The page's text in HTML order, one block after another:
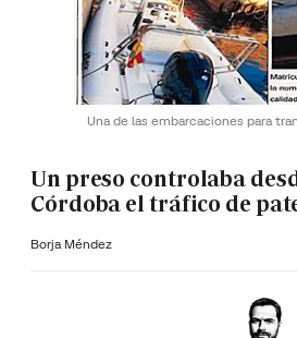
Una de las embarcaciones para
Un preso controlaba
Córdoba el tráfico de
Borja Méndez